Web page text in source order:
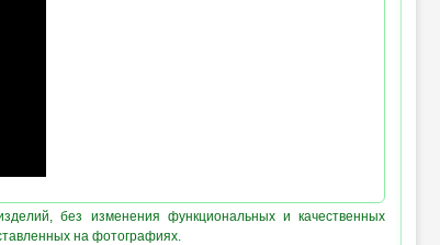
без изменения функциональных и качественных
на фотографиях.